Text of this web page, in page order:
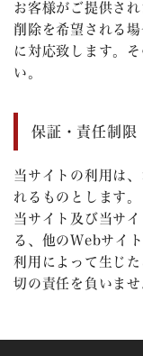
お客様がご提供さ
削除を希望される
に対応致します。
い。
保証・責任制限
当サイトの利用は
れるものとします。
当サイト及び当サ
る、他の Webサイ
利用によって生じ
切の責任を負いませ